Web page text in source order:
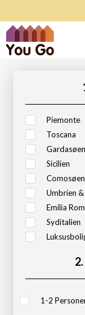
Piemonte
Toscana
Sicilien
Umbrien
Emilia
Syditalien
1-2